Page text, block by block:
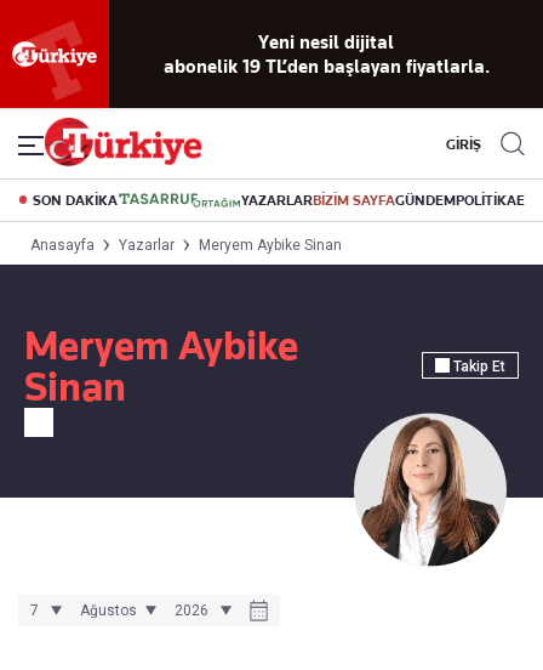
Yeni nesil dijital
abonelik 19 TL’den başlayan fiyatlarla.
GİRİŞ
SON DAKİKA YAZARLARBİZİM SAYFAGÜNDEMPOLİTİKA
Anasayfa Yazarlar Meryem Aybike Sinan
Meryem Aybike
Sinan
Takip Et